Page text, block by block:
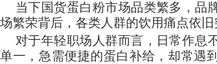
当下国货蛋白粉市场品类繁多，品
场繁荣背后，各类人群的饮用痛点依
对于年轻职场人群而言，日常作息
单一，急需便捷的蛋白补给，却常遇